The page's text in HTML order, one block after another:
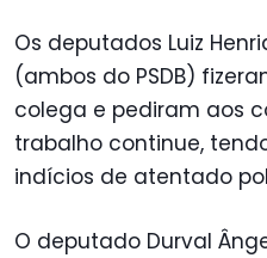
Os deputados Luiz
(ambos do PSDB)
colega e pediram aos
trabalho continue,
indícios de atentado
O deputado Durval